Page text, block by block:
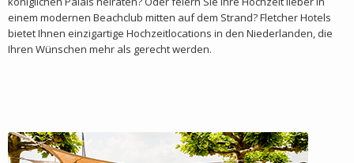
einem modernen Beachclub mitten auf dem Strand? Fletcher Hotels
bietet Ihnen einzigartige Hochzeitlocations in den Niederlanden, die
Ihren Wünschen mehr als gerecht werden.